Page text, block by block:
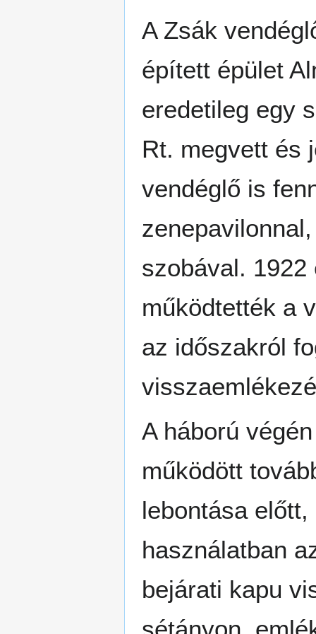
A Zsák
épített épület
eredetileg egy
Rt. megvett és
vendéglő is
szobával.
működtették a
az időszakról
A háború
működött
lebontása
használatban
bejárati kapu